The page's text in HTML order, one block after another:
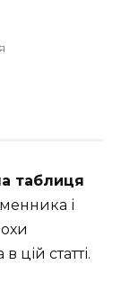
таблиця
і
статті.